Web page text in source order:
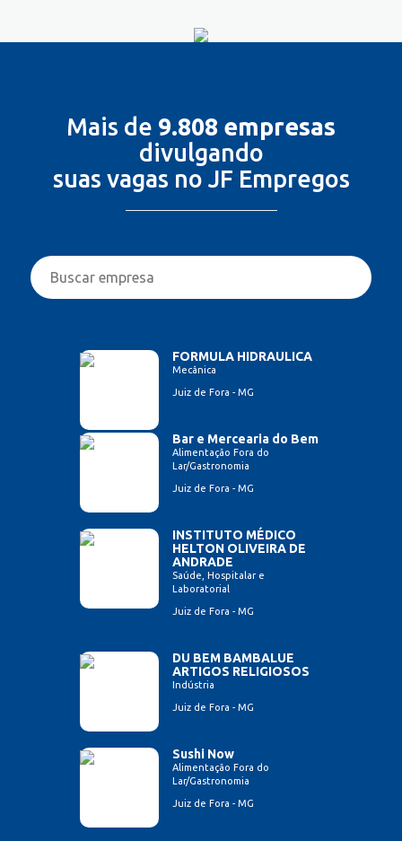
Mais de 9.808 empresas
divulgando
suas vagas no JF Empregos
FORMULA HIDRAULICA
Mecânica
Juiz de Fora - MG
Bar e Mercearia do Bem
Alimentação Fora do
Lar/Gastronomia
Juiz de Fora - MG
INSTITUTO MÉDICO
HELTON OLIVEIRA DE
ANDRADE
Saúde, Hospitalar e
Laboratorial
Juiz de Fora - MG
DU BEM BAMBALUE
ARTIGOS RELIGIOSOS
Indústria
Juiz de Fora - MG
Sushi Now
Alimentação Fora do
Lar/Gastronomia
Juiz de Fora - MG